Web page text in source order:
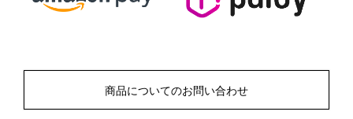
商品についてのお問い合わせ